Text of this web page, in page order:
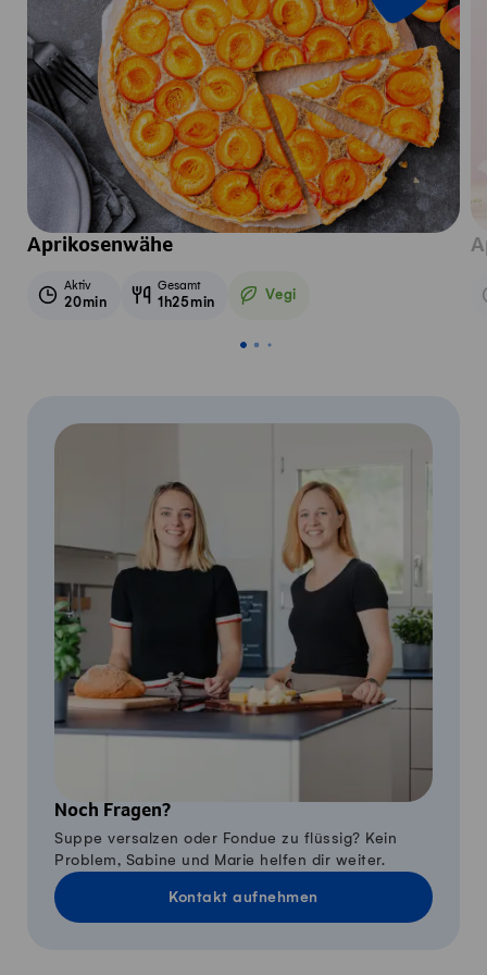
Aprikosenwähe
Aktiv
20min
Gesamt
1h25min Vegi
Vegetarisch
Noch Fragen?
Suppe versalzen oder Fondue zu flüssig? Kein
Problem, Sabine und Marie helfen dir weiter.
Kontakt aufnehmen